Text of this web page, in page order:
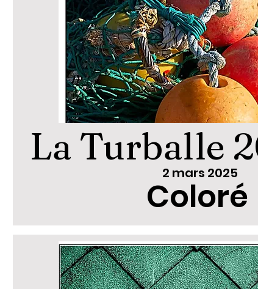
La Turballe
2 mars 2025
Coloré